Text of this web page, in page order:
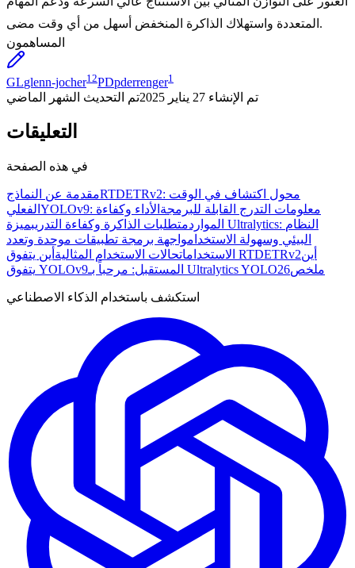
المتعددة واستهلاك الذاكرة المنخفض أسهل من أي وقت مضى.
المساهمون
GLglenn-jocher12PDpderrenger1
تم الإنشاء 27 يناير 2025 تم التحديث الشهر الماضي
التعليقات
في هذه الصفحة
مقدمة عن النماذجRTDETRv2: محول اكتشاف في الوقت
الفعلي
YOLOv9: معلومات التدرج القابلة للبرمجة الأداء وكفاءة
المواردمتطلبات الذاكرة وكفاءة التدريبميزة Ultralytics: النظام
البيئي وسهولة الاستخدامواجهة برمجة تطبيقات موحدة وتعدد
الاستخداماتحالات الاستخدام المثالية أين يتفوق RTDETRv2أين
يتفوق YOLOv9
المستقبل: مرحباً بـ Ultralytics YOLO26ملخص
استكشف باستخدام الذكاء الاصطناعي